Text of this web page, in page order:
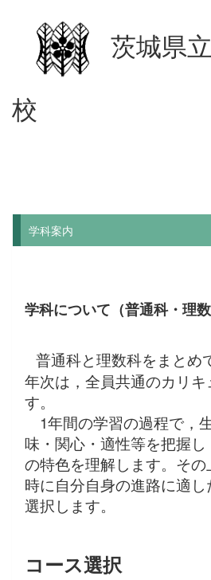
茨城県
校
学科案内
学科について（普通科・理数
普通科と理数科をまとめ
年次は，全員共通のカリキ
す。
1年間の学習の過程で，
味・関心・適性等を把握
の特色を理解します。そ
時に自分自身の進路に適
選択します。
コース選択